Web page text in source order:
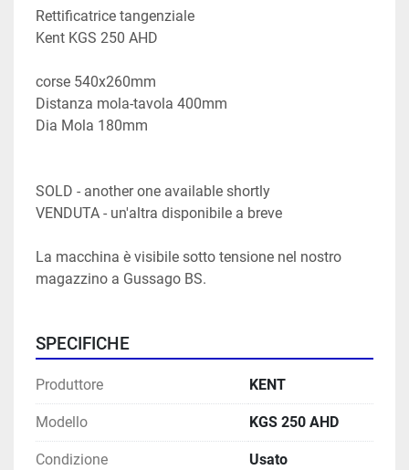
Rettificatrice tangenziale
Kent KGS 250 AHD
corse 540x260mm
Distanza mola-tavola 400mm
Dia Mola 180mm
SOLD - another one available shortly
VENDUTA - un'altra disponibile a breve
La macchina è visibile sotto tensione nel nostro
magazzino a Gussago BS.
SPECIFICHE
Produttore KENT
Modello KGS 250 AHD
Condizione Usato